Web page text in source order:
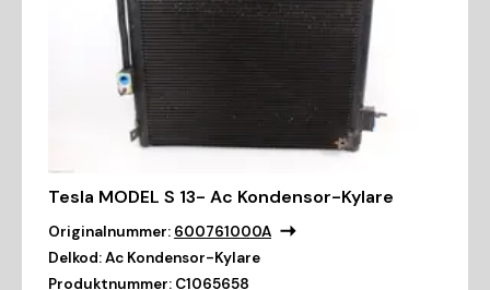
Tesla MODEL S 13- Ac Kondensor-Kylare
Originalnummer: 600761000A
Delkod:Ac Kondensor-Kylare
Produktnummer: C1065658